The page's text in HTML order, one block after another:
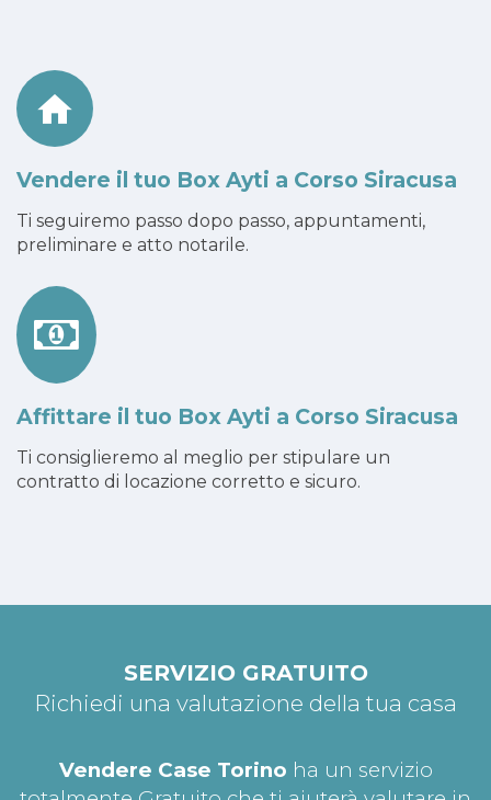
Vendere il tuo Box Ayti a Corso Siracusa
Ti seguiremo passo dopo passo, appuntamenti,
preliminare e atto notarile.
Affittare il tuo Box Ayti a Corso Siracusa
Ti consiglieremo al meglio per stipulare un
contratto di locazione corretto e sicuro.
SERVIZIO GRATUITO
Richiedi una valutazione della tua casa
Vendere Case Torino ha un servizio